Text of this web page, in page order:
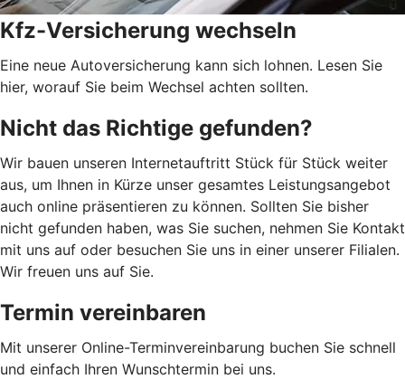
Kfz-Versicherung wechseln
Eine neue Autoversicherung kann sich lohnen. Lesen Sie
hier, worauf Sie beim Wechsel achten sollten.
Nicht das Richtige gefunden?
Wir bauen unseren Internetauftritt Stück für Stück weiter
aus, um Ihnen in Kürze unser gesamtes Leistungsangebot
auch online präsentieren zu können. Sollten Sie bisher
nicht gefunden haben, was Sie suchen, nehmen Sie Kontakt
mit uns auf oder besuchen Sie uns in einer unserer Filialen.
Wir freuen uns auf Sie.
Termin vereinbaren
Mit unserer Online-Terminvereinbarung buchen Sie schnell
und einfach Ihren Wunschtermin bei uns.